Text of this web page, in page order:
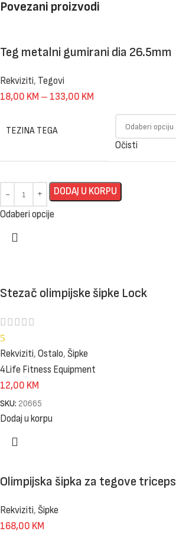
Povezani proizvodi
Teg metalni gumirani dia 26.5mm
Rekviziti, Tegovi
18,00 KM – 133,00 KM
TEZINA TEGA
Očisti
DODAJ U KORPU
Odaberi opcije
Stezač olimpijske šipke Lock
5
Rekviziti, Ostalo, Šipke
4Life Fitness Equipment
12,00 KM
SKU: 20665
Dodaj u korpu
Olimpijska šipka za tegove triceps
Rekviziti, Šipke
168,00 KM